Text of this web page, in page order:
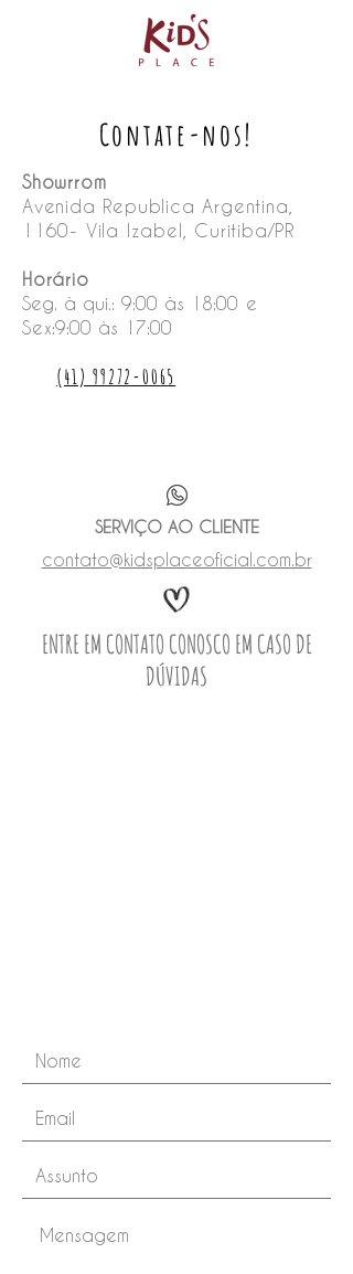
Contate-nos!
Showrrom
Avenida Republica Argentina,
1160- Vila Izabel, Curitiba/PR
Horário
Seg. à qui.: 9:00 às 18:00 e
Sex:9:00 às 17:00
(41) 99272-0065
SERVIÇO AO CLIENTE
contato@kidsplaceoficial.com.br
ENTRE EM CONTATO CONOSCO EM CASO DE
DÚVIDAS